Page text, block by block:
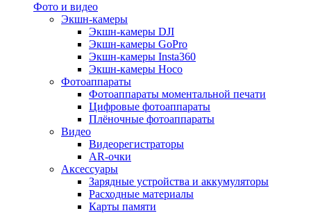
Фото и видео
Экшн-камеры
Экшн-камеры DJI
Экшн-камеры GoPro
Экшн-камеры Insta360
Экшн-камеры Hoco
Фотоаппараты
Фотоаппараты моментальной печати
Цифровые фотоаппараты
Плёночные фотоаппараты
Видео
Видеорегистраторы
AR-очки
Аксессуары
Зарядные устройства и аккумуляторы
Расходные материалы
Карты памяти